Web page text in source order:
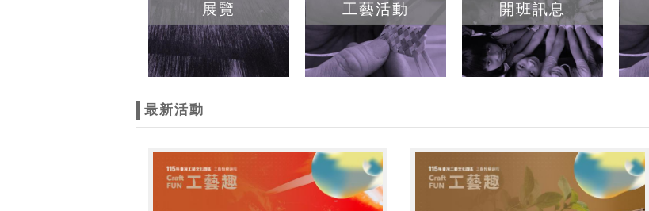
展覽 工藝活動 開班訊息
最新活動